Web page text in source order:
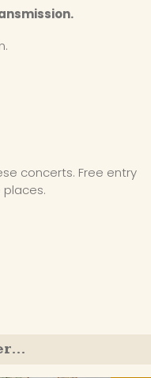
concerts. Free entry